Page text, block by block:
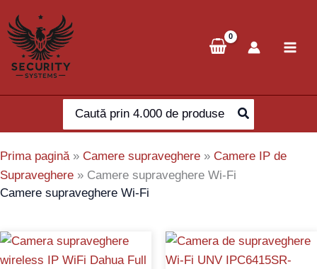
to
content
for:
Prima pagină» Camere supraveghere » Camere IP de
Supraveghere » Camere supraveghere Wi-Fi
Camere supraveghere Wi-Fi